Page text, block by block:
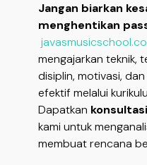
Jangan biarkan
menghentikan
mengajarkan teknik,
disiplin, motivasi,
efektif melalui
Dapatkan
kami untuk
membuat rencana